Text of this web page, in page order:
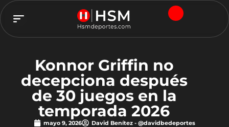
Konnor Griffin no
decepciona después
de 30 juegos en la
temporada 2026
mayo 9, 2026 David Benítez - @davidbedeportes